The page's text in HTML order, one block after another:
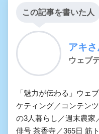
この記事を書いた人
アキ
ウェブ
「魅力が伝わる」ウェ
ケティング／コンテン
の3人暮らし／週末農家
俳号 茶香寺／365日 筋